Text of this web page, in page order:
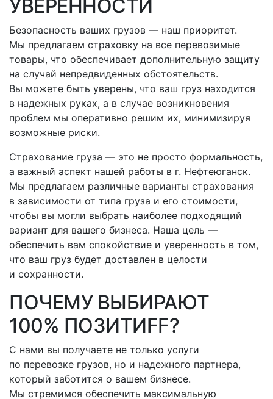
УВЕРЕННОСТИ
Безопасность ваших грузов — наш приоритет.
Мы предлагаем страховку на все перевозимые
товары, что обеспечивает дополнительную защиту
на случай непредвиденных обстоятельств.
Вы можете быть уверены, что ваш груз находится
в надежных руках, а в случае возникновения
проблем мы оперативно решим их, минимизируя
возможные риски.
Страхование груза — это не просто формальность,
а важный аспект нашей работы в г. Нефтеюганск.
Мы предлагаем различные варианты страхования
в зависимости от типа груза и его стоимости,
чтобы вы могли выбрать наиболее подходящий
вариант для вашего бизнеса. Наша цель —
обеспечить вам спокойствие и уверенность в том,
что ваш груз будет доставлен в целости
и сохранности.
ПОЧЕМУ ВЫБИРАЮТ
100% ПОЗИТИFF?
С нами вы получаете не только услуги
по перевозке грузов, но и надежного партнера,
который заботится о вашем бизнесе.
Мы стремимся обеспечить максимальную